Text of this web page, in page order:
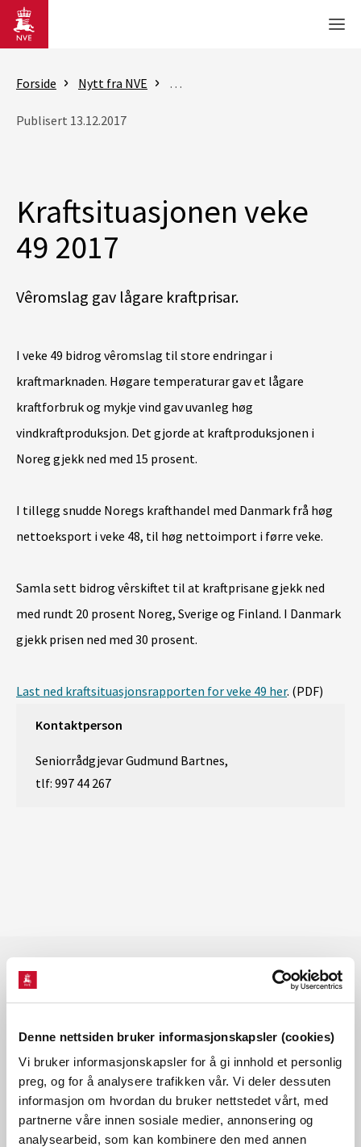
Denne nettsiden bruker informasjonskapsler (cookies)
Vi bruker informasjonskapsler for å gi innhold et personlig
preg, og for å analysere trafikken vår. Vi deler dessuten
informasjon om hvordan du bruker nettstedet vårt, med
partnerne våre innen sosiale medier, annonsering og
analysearbeid, som kan kombinere den med annen
Gå til hovedinnhold
Forside Nytt fra NVE Rapporter - Kraftsituasjonen
Publisert 13.12.2017
Kraftsituasjonen veke
49 2017
Vêromslag gav lågare kraftprisar.
I veke 49 bidrog vêromslag til store endringar i
kraftmarknaden. Høgare temperaturar gav et lågare
kraftforbruk og mykje vind gav uvanleg høg
vindkraftproduksjon. Det gjorde at kraftproduksjonen i
Noreg gjekk ned med 15 prosent.
I tillegg snudde Noregs krafthandel med Danmark frå høg
nettoeksport i veke 48, til høg nettoimport i førre veke.
Samla sett bidrog vêrskiftet til at kraftprisane gjekk ned
med rundt 20 prosent Noreg, Sverige og Finland. I Danmark
gjekk prisen ned med 30 prosent.
Last ned kraftsituasjonsrapporten for veke 49 her. (PDF)
Kontaktperson
Seniorrådgjevar Gudmund Bartnes,
tlf: 997 44 267